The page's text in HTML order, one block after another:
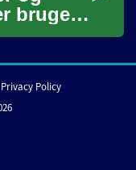
bruger i
en
Privacy Policy